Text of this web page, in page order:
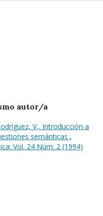
autor/a
V., Introducción a
semánticas ,
Vol. 24 Núm. 2 (1994)